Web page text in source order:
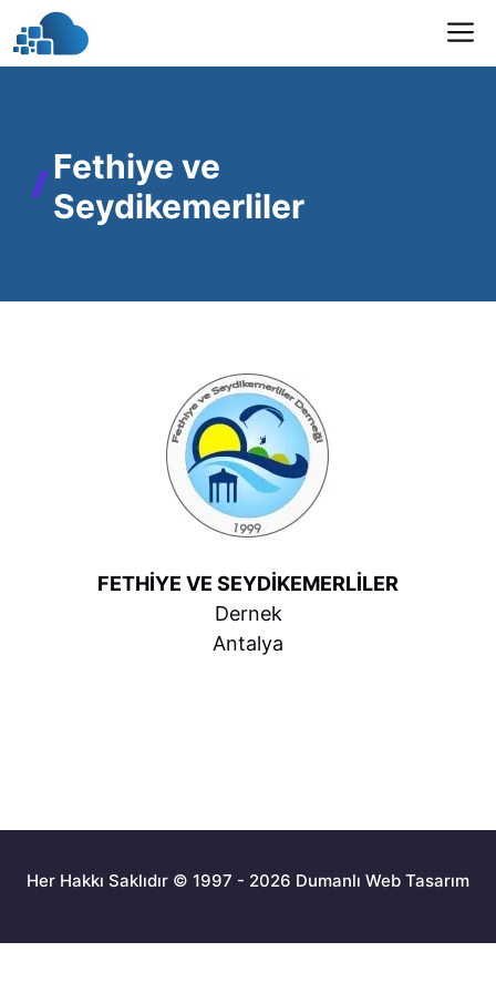
İçeriğe
atla
Fethiye ve
Seydikemerliler
FETHİYE VE SEYDİKEMERLİLER
Dernek
Antalya
Her Hakkı Saklıdır © 1997 - 2026 Dumanlı Web Tasarım